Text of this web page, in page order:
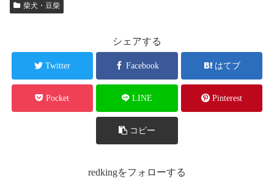
柴犬・豆柴
シェアする
Twitter Facebook はてブ
Pocket LINE Pinterest
コピー
redkingをフォローする